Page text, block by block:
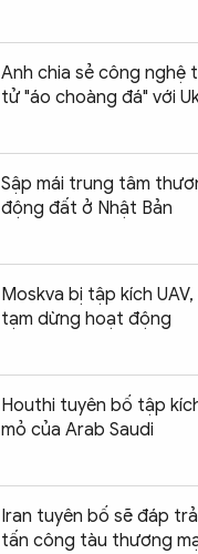
Anh chia sẻ công nghệ
tử "áo choàng đá" với
Sập mái trung tâm
động đất ở Nhật Bản
Moskva bị tập kích
tạm dừng hoạt động
Houthi tuyên bố tập
mỏ của Arab Saudi
Iran tuyên bố sẽ đáp
tấn công tàu thương